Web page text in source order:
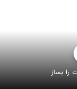
را بساز